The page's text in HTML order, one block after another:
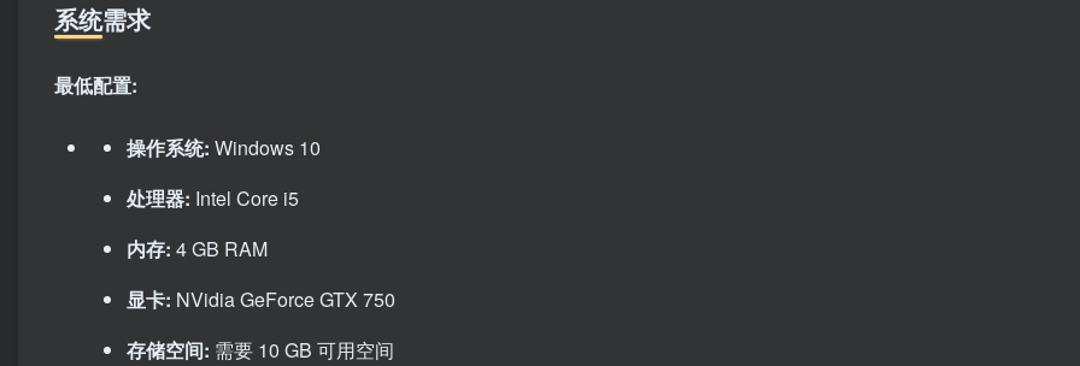
系统需求
最低配置:
操作系统: Windows 10
处理器: Intel Core i5
内存: 4 GB RAM
显卡: NVidia GeForce GTX 750
存储空间: 需要 10 GB 可用空间